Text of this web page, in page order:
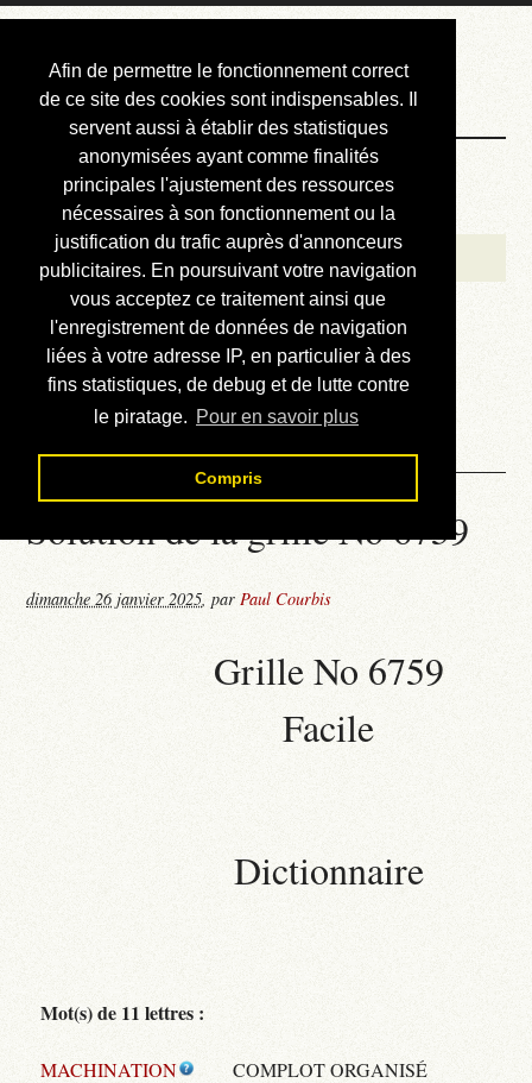
Afin de permettre le fonctionnement correct
de ce site des cookies sont indispensables. Il
servent aussi à établir des statistiques
anonymisées ayant comme finalités
principales l'ajustement des ressources
nécessaires à son fonctionnement ou la
justification du trafic auprès d'annonceurs
publicitaires. En poursuivant votre navigation
vous acceptez ce traitement ainsi que
l'enregistrement de données de navigation
liées à votre adresse IP, en particulier à des
fins statistiques, de debug et de lutte contre
le piratage. Pour en savoir plus
Compris
Courbis, « LE »
Blog Officiel
Bienvenue
Réalisations
Divers (et d’été)
Annonces
Liens externes
Téléchargement
Contact
Solution de la grille No 6759
dimanche 26 janvier 2025,parPaul Courbis
Grille No 6759
Facile
Dictionnaire
Mot(s) de 11 lettres :
MACHINATION COMPLOT ORGANISÉ